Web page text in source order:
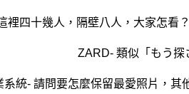
裡四十幾人，隔壁八人，大家怎看
ZARD- 類似「もう探
系統- 請問要怎麼保留最愛照片，